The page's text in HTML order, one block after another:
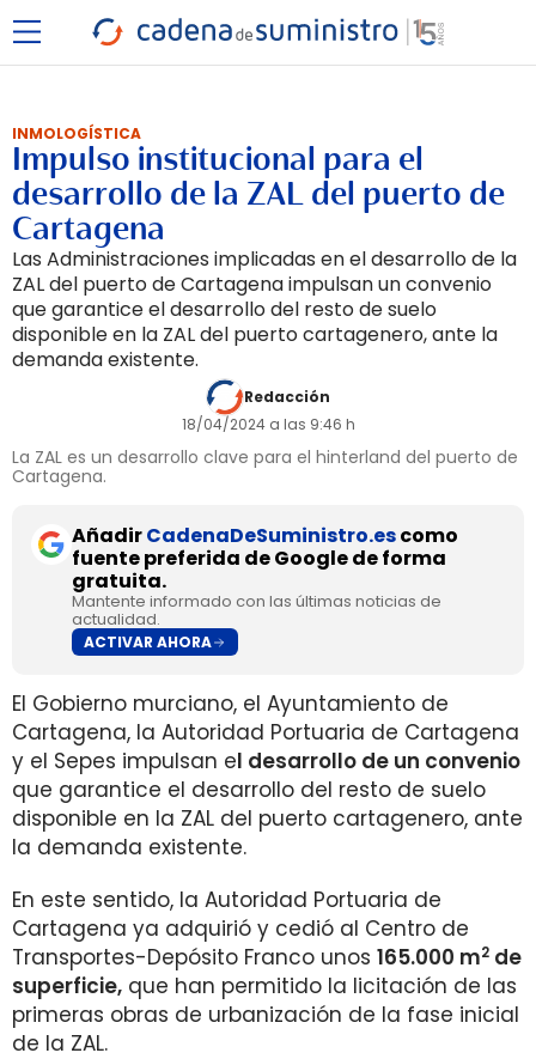
INMOLOGÍSTICA
Impulso institucional para el
desarrollo de la ZAL del puerto de
Cartagena
Las Administraciones implicadas en el desarrollo de la
ZAL del puerto de Cartagena impulsan un convenio
que garantice el desarrollo del resto de suelo
disponible en la ZAL del puerto cartagenero, ante la
demanda existente.
Redacción
18/04/2024 a las 9:46 h
La ZAL es un desarrollo clave para el hinterland del puerto de
Cartagena.
AñadirCadenaDeSuministro.escomo
fuente preferida de Google de forma
gratuita.
Mantente informado con las últimas noticias de
actualidad.
ACTIVAR AHORA
El Gobierno murciano, el Ayuntamiento de
Cartagena, la Autoridad Portuaria de Cartagena
y el Sepes impulsan el desarrollo de un convenio
que garantice el desarrollo del resto de suelo
disponible en la ZAL del puerto cartagenero, ante
la demanda existente.
En este sentido, la Autoridad Portuaria de
Cartagena ya adquirió y cedió al Centro de
Transportes-Depósito Franco unos 165.000 m2 de
superficie, que han permitido la licitación de las
primeras obras de urbanización de la fase inicial
de la ZAL.